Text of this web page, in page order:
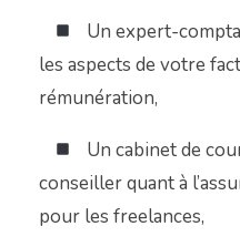
Un expert-
les aspects de votre
rémunération,
Un cabinet de
conseiller quant à
pour les freelances,